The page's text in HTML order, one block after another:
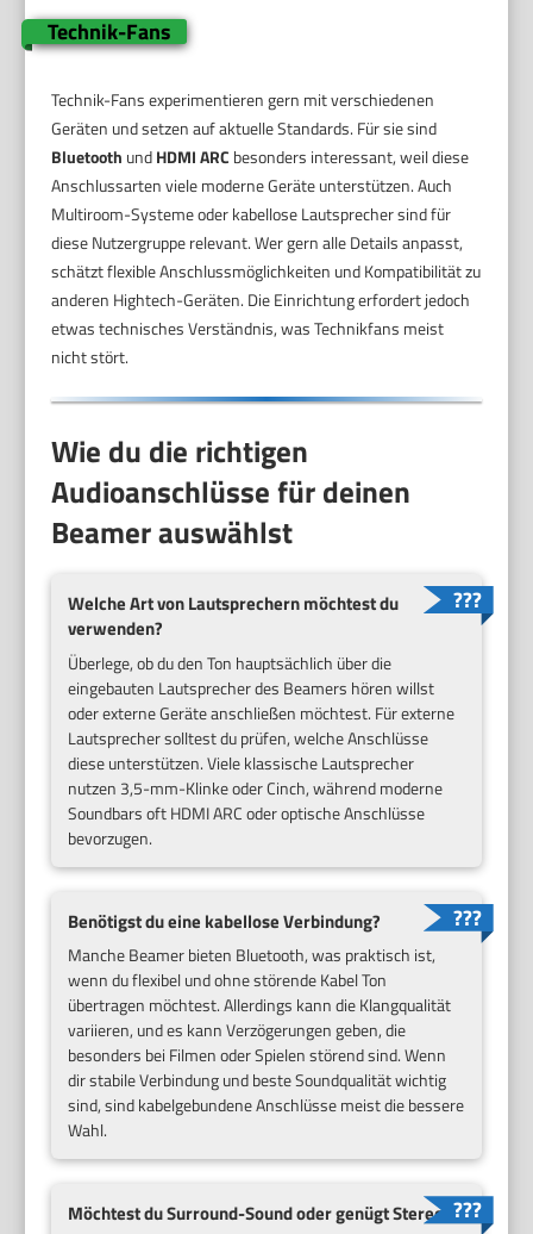
Technik-Fans
Technik-Fans experimentieren gern mit verschiedenen
Geräten und setzen auf aktuelle Standards. Für sie sind
Bluetooth undHDMI ARC besonders interessant, weil diese
Anschlussarten viele moderne Geräte unterstützen. Auch
Multiroom-Systeme oder kabellose Lautsprecher sind für
diese Nutzergruppe relevant. Wer gern alle Details anpasst,
schätzt flexible Anschlussmöglichkeiten und Kompatibilität zu
anderen Hightech-Geräten. Die Einrichtung erfordert jedoch
etwas technisches Verständnis, was Technikfans meist
nicht stört.
Wie du die richtigen
Audioanschlüsse für deinen
Beamer auswählst
Welche Art von Lautsprechern möchtest du
verwenden?
Überlege, ob du den Ton hauptsächlich über die
eingebauten Lautsprecher des Beamers hören willst
oder externe Geräte anschließen möchtest. Für externe
Lautsprecher solltest du prüfen, welche Anschlüsse
diese unterstützen. Viele klassische Lautsprecher
nutzen 3,5-mm-Klinke oder Cinch, während moderne
Soundbars oft HDMI ARC oder optische Anschlüsse
bevorzugen.
Benötigst du eine kabellose Verbindung?
Manche Beamer bieten Bluetooth, was praktisch ist,
wenn du flexibel und ohne störende Kabel Ton
übertragen möchtest. Allerdings kann die Klangqualität
variieren, und es kann Verzögerungen geben, die
besonders bei Filmen oder Spielen störend sind. Wenn
dir stabile Verbindung und beste Soundqualität wichtig
sind, sind kabelgebundene Anschlüsse meist die bessere
Wahl.
Möchtest du Surround-Sound oder genügt Stereo?